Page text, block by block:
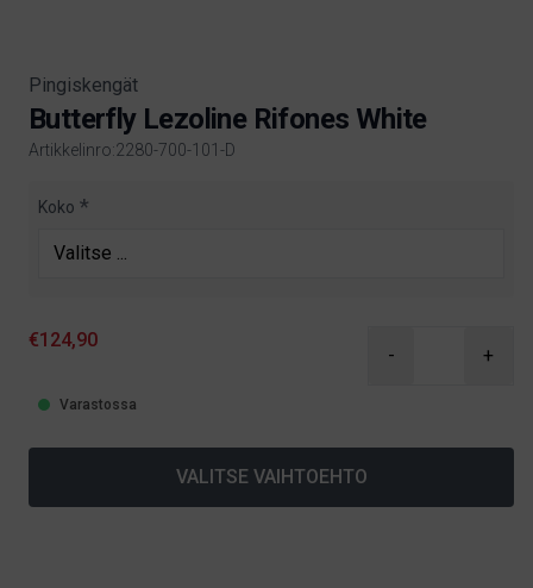
Pingiskengät
Butterfly Lezoline Rifones White
Artikkelinro:2280-700-101-D
Product information
Koko
€124,90
- +
Varastossa
VALITSE VAIHTOEHTO